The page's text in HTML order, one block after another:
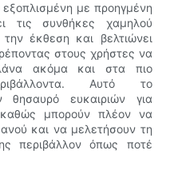
με προηγμένη
τις συνθήκες χαμηλού
έκθεση και βελτιώνει
στους χρήστες να
ακόμα και στα πιο
Αυτό το
θησαυρό ευκαιριών για
καθώς μπορούν πλέον να
και να μελετήσουν τη
περιβάλλον όπως ποτέ